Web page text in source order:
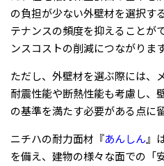
の負担が少ない外壁材を選択す
テナンスの頻度を抑えることが
ンスコストの削減につながります
ただし、外壁材を選ぶ際には、
耐震性能や断熱性能も考慮し、
の基準を満たす必要がある点に
ニチハの耐力面材『あんしん』
を備え、建物の様々な面での「